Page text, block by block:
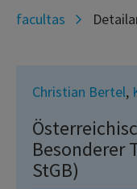
facultas
Christian Bertel,
Besonderer
StGB)